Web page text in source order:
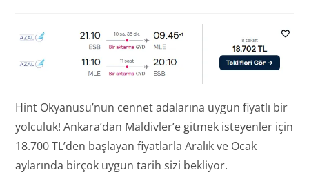
Hint Okyanusu’nun cennet adalarına uygun fiyatlı bir
yolculuk! Ankara’dan Maldivler’e gitmek isteyenler için
18.700 TL’den başlayan fiyatlarla Aralık ve Ocak
aylarında birçok uygun tarih sizi bekliyor.